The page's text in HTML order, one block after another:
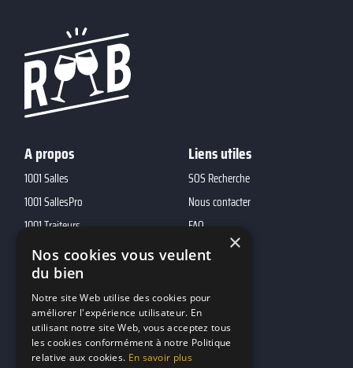
A propos
1001 Salles
1001 SallesPro
1001 Traiteurs
1001 DJ
10h01
MP2
Liens utiles
SOS Recherche
Nous contacter
FAQ
Contacts
marketing@reserverunbar.fr
×
Nos cookies vous veulent
du bien
Notre site Web utilise des cookies pour
améliorer l'expérience utilisateur. En
utilisant notre site Web, vous acceptez tous
les cookies conformément à notre Politique
relative aux cookies. En savoir plus